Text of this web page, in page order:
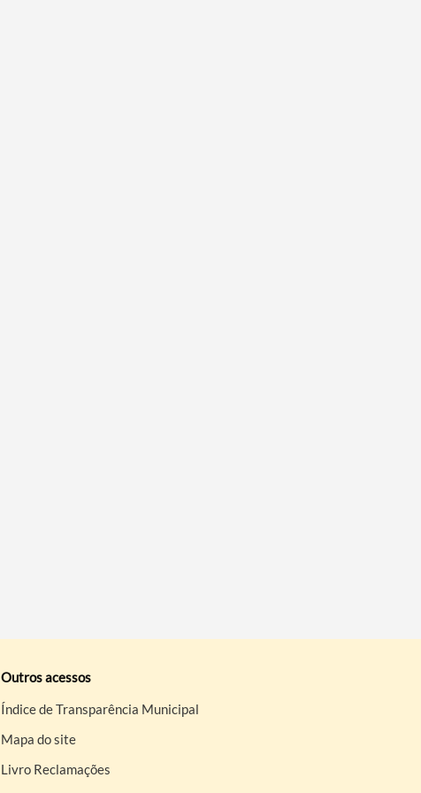
Outros acessos
Índice de Transparência Municipal
Mapa do site
Livro Reclamações